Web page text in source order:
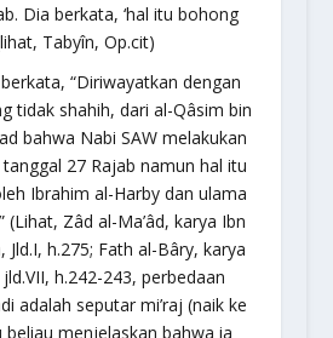
Dia berkata, ‘hal itu bohong
Tabyîn, Op.cit)
“Diriwayatkan dengan
tidak shahih, dari al-Qâsim bin
bahwa Nabi SAW melakukan
27 Rajab namun hal itu
Ibrahim al-Harby dan ulama
(Lihat, Zâd al-Ma’âd, karya Ibn
Jld.I, h.275; Fath al-Bâry, karya
h.242-243, perbedaan
adalah seputar mi’raj (naik ke
beliau menjelaskan bahwa ia